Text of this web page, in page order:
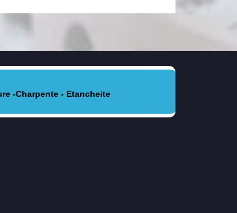
-Charpente - Etancheite